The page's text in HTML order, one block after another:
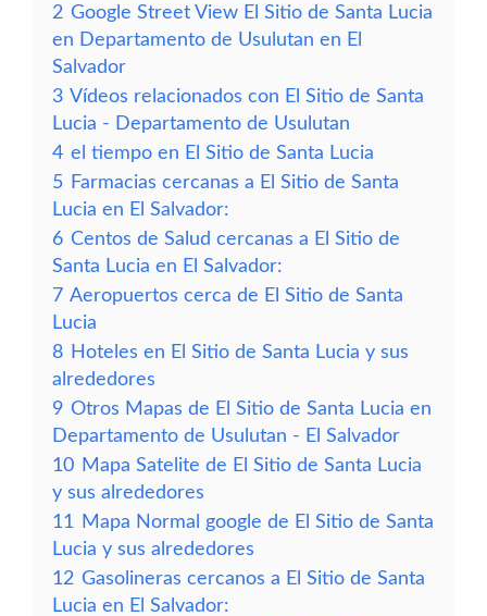
2 Google Street View El Sitio de Santa Lucia
en Departamento de Usulutan en El
Salvador
3 Vídeos relacionados con El Sitio de Santa
Lucia - Departamento de Usulutan
4 el tiempo en El Sitio de Santa Lucia
5 Farmacias cercanas a El Sitio de Santa
Lucia en El Salvador:
6 Centos de Salud cercanas a El Sitio de
Santa Lucia en El Salvador:
7 Aeropuertos cerca de El Sitio de Santa
Lucia
8 Hoteles en El Sitio de Santa Lucia y sus
alrededores
9 Otros Mapas de El Sitio de Santa Lucia en
Departamento de Usulutan - El Salvador
10 Mapa Satelite de El Sitio de Santa Lucia
y sus alrededores
11
Mapa Normal google de El Sitio de Santa
Lucia y sus alrededores
12 Gasolineras cercanos a El Sitio de Santa
Lucia en El Salvador: